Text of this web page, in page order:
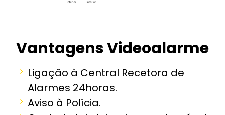
Vantagens Videoalarme
Ligação à Central Recetora de
Alarmes 24horas.
Aviso à Polícia.